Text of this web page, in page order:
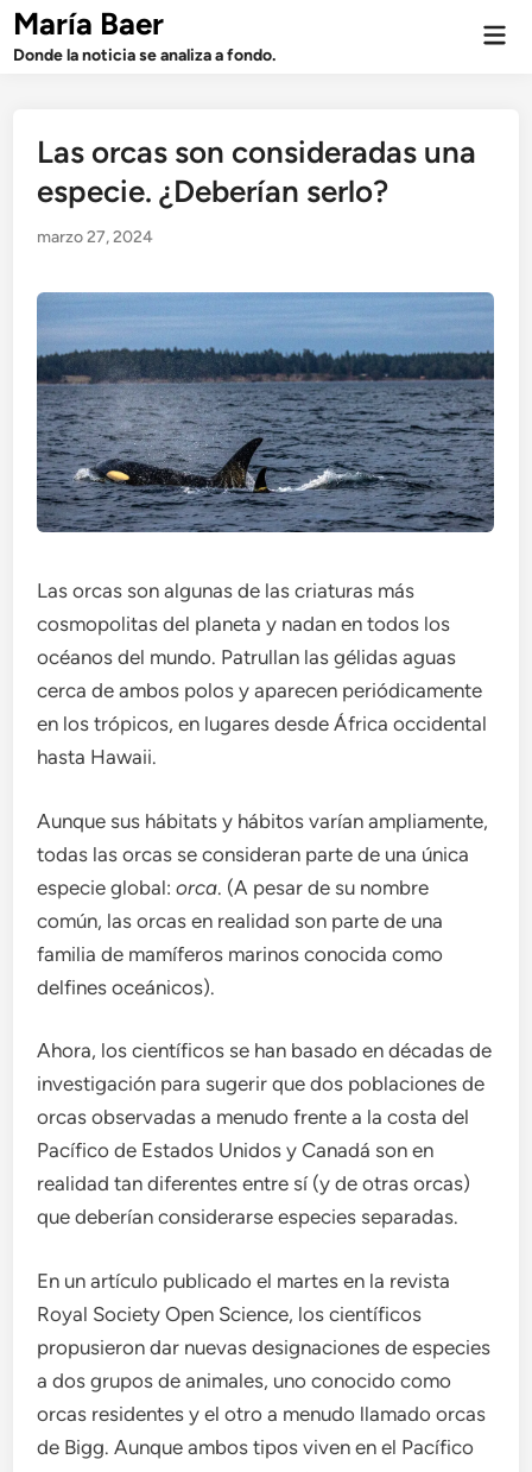
Saltar
contenido
María Baer
Donde la noticia se analiza a fondo.
Las orcas son consideradas una
especie. ¿Deberían serlo?
marzo 27, 2024
Las orcas son algunas de las criaturas más
cosmopolitas del planeta y nadan en todos los
océanos del mundo. Patrullan las gélidas aguas
cerca de ambos polos y aparecen periódicamente
en los trópicos, en lugares desde África occidental
hasta Hawaii.
Aunque sus hábitats y hábitos varían ampliamente,
todas las orcas se consideran parte de una única
especie global:orca. (A pesar de su nombre
común, las orcas en realidad son parte de una
familia de mamíferos marinos conocida como
delfines oceánicos).
Ahora, los científicos se han basado en décadas de
investigación para sugerir que dos poblaciones de
orcas observadas a menudo frente a la costa del
Pacífico de Estados Unidos y Canadá son en
realidad tan diferentes entre sí (y de otras orcas)
que deberían considerarse especies separadas.
En un artículo publicado el martes en la revista
Royal Society Open Science, los científicos
propusieron dar nuevas designaciones de especies
a dos grupos de animales, uno conocido como
orcas residentes y el otro a menudo llamado orcas
de Bigg. Aunque ambos tipos viven en el Pacífico